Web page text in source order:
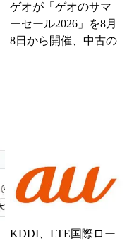
ゲオが「ゲオのサマ
ーセール2026」を8月
8日から開催、中古の
KDDI、LTE国際ロー